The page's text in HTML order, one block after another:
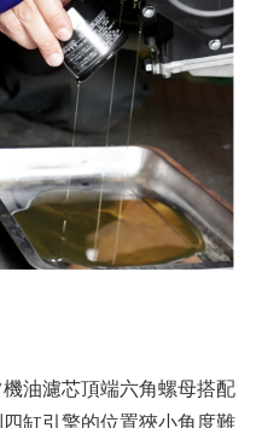
油濾芯頂端六角螺母搭配
缸引擎的位置狹小角度難